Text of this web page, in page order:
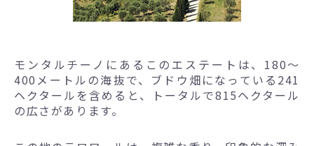
モンタルチーノにあるこのエステートは、180～
400メートルの海抜で、ブドウ畑になっている241
ヘクタールを含めると、トータルで815ヘクタール
の広さがあります。